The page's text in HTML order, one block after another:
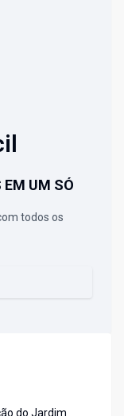
EM UM SÓ
todos os
do Jardim